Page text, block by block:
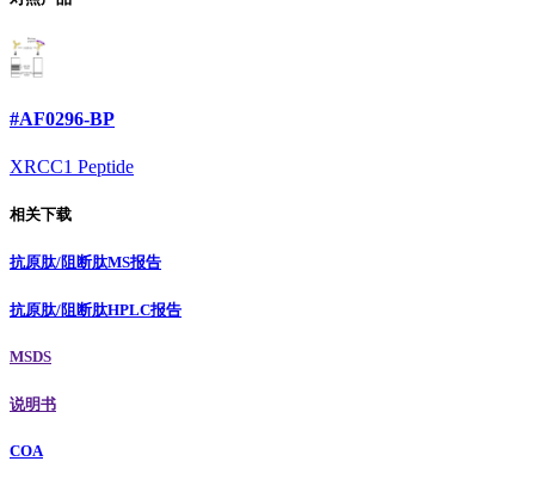
#AF0296-BP
XRCC1 Peptide
相关下载
抗原肽/阻断肽MS报告
抗原肽/阻断肽HPLC报告
MSDS
说明书
COA